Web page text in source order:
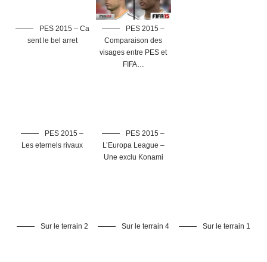
PES 2015 – Ca
sent le bel arret
PES 2015 –
Comparaison des
visages entre PES et
FIFA…
PES 2015 –
Les eternels rivaux
PES 2015 –
L’Europa League –
Une exclu Konami
Sur le terrain 2 Sur le terrain 4 Sur le terrain 1